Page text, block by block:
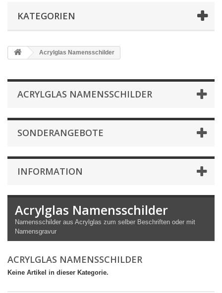
KATEGORIEN
Acrylglas Namensschilder
ACRYLGLAS NAMENSSCHILDER
SONDERANGEBOTE
INFORMATION
Acrylglas Namensschilder
Namensschilder aus Acrylglas zum selber Beschriften oder mit
Namensgravur
ACRYLGLAS NAMENSSCHILDER
Keine Artikel in dieser Kategorie.